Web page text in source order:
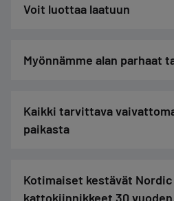
Voit luottaa laatuun
Myönnämme alan parhaat
Kaikki tarvittava
paikasta
Kotimaiset kestävät Nordic
kattokiinnikkeet 30